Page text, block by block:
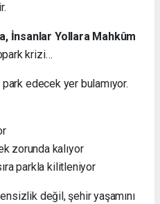
İnsanlar Yollara Mahkûm
krizi…
park edecek yer bulamıyor.
zorunda kalıyor
parkla kilitleniyor
değil, şehir yaşamını